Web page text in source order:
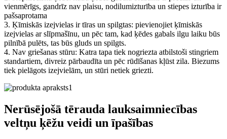
vienmērīgs, gandrīz nav plaisu, nodilumizturība un stiepes izturība ir
pašsaprotama
3. Ķīmiskās izejvielas ir tīras un spilgtas: pievienojiet ķīmiskās
izejvielas ar slīpmašīnu, un pēc tam, kad ķēdes gabals ilgu laiku būs
pilnībā pulēts, tas būs gluds un spilgts.
4. Nav griešanas stūru: Katra tapa tiek nogriezta atbilstoši stingriem
standartiem, divreiz pārbaudīta un pēc rūdīšanas kļūst zila. Biezums
tiek pielāgots izejvielām, un stūri netiek griezti.
Nerūsējošā tērauda lauksaimniecības
veltņu ķēžu veidi un īpašības